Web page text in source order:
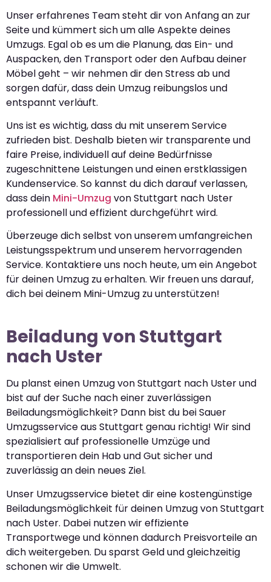
Unser erfahrenes Team steht dir von Anfang an zur
Seite und kümmert sich um alle Aspekte deines
Umzugs. Egal ob es um die Planung, das Ein- und
Auspacken, den Transport oder den Aufbau deiner
Möbel geht – wir nehmen dir den Stress ab und
sorgen dafür, dass dein Umzug reibungslos und
entspannt verläuft.
Uns ist es wichtig, dass du mit unserem Service
zufrieden bist. Deshalb bieten wir transparente und
faire Preise, individuell auf deine Bedürfnisse
zugeschnittene Leistungen und einen erstklassigen
Kundenservice. So kannst du dich darauf verlassen,
dass dein Mini-Umzug von Stuttgart nach Uster
professionell und effizient durchgeführt wird.
Überzeuge dich selbst von unserem umfangreichen
Leistungsspektrum und unserem hervorragenden
Service. Kontaktiere uns noch heute, um ein Angebot
für deinen Umzug zu erhalten. Wir freuen uns darauf,
dich bei deinem Mini-Umzug zu unterstützen!
Beiladung von Stuttgart
nach Uster
Du planst einen Umzug von Stuttgart nach Uster und
bist auf der Suche nach einer zuverlässigen
Beiladungsmöglichkeit? Dann bist du bei Sauer
Umzugsservice aus Stuttgart genau richtig! Wir sind
spezialisiert auf professionelle Umzüge und
transportieren dein Hab und Gut sicher und
zuverlässig an dein neues Ziel.
Unser Umzugsservice bietet dir eine kostengünstige
Beiladungsmöglichkeit für deinen Umzug von Stuttgart
nach Uster. Dabei nutzen wir effiziente
Transportwege und können dadurch Preisvorteile an
dich weitergeben. Du sparst Geld und gleichzeitig
schonen wir die Umwelt.